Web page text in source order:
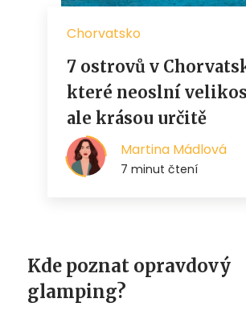
Kde poznat opravdový
glamping?